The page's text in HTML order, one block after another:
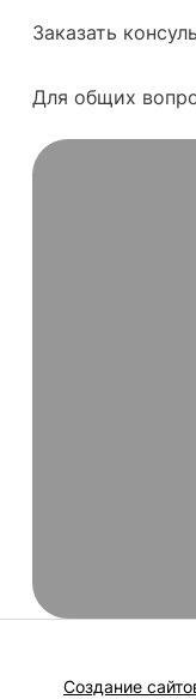
Заказать
Для общих
Создание